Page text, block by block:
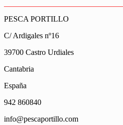
PESCA PORTILLO
C/ Ardigales nº16
39700 Castro Urdiales
Cantabria
España
942 860840
info@pescaportillo.com